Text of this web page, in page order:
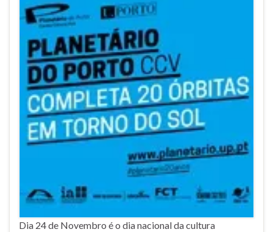
Dia 24 de Novembro é o dia nacional da cultura